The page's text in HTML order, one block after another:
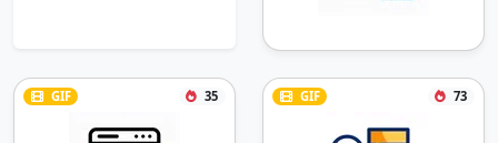
GIF 35 GIF 73